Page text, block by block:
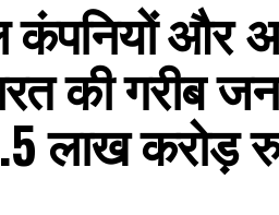
और
की गरीब
लाख करोड़